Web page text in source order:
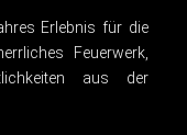
Erlebnis für die
Feuerwerk,
aus der